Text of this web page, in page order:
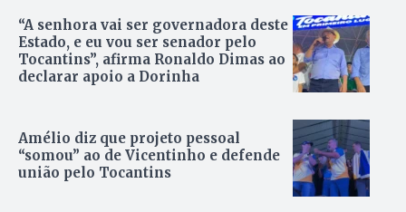
“A senhora vai ser governadora deste
Estado, e eu vou ser senador pelo
Tocantins”, afirma Ronaldo Dimas ao
declarar apoio a Dorinha
Amélio diz que projeto pessoal
“somou” ao de Vicentinho e defende
união pelo Tocantins